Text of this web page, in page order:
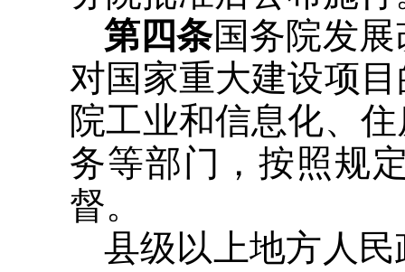
第四条国务院发
对国家重大建设项
院工业和信息化、
务等部门，按照规
督。
县级以上地方人